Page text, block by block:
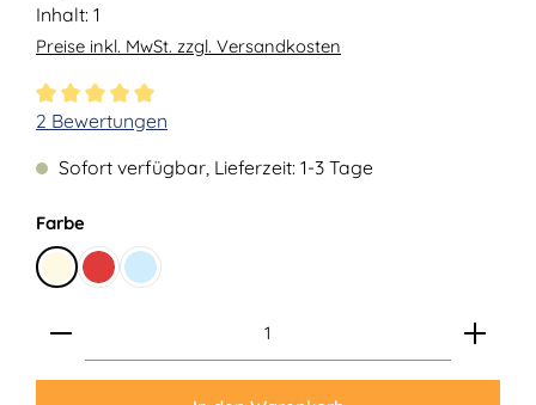
Inhalt: 1
Preise inkl. MwSt. zzgl. Versandkosten
Durchschnittliche Bewertung von 5 von 5 Sternen
2 Bewertungen
Sofort verfügbar, Lieferzeit: 1-3 Tage
Farbeauswählen
CremeRot Eisblau
Produkt Anzahl: Gib den gewünschten Wert ein